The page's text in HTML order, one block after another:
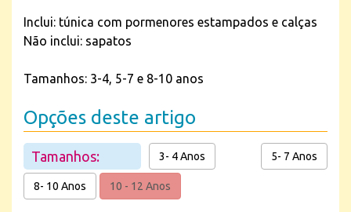
Inclui: túnica com pormenores estampados e calças
Não inclui: sapatos
Tamanhos: 3-4, 5-7 e 8-10 anos
Opções deste artigo
Tamanhos: 3- 4 Anos 5- 7 Anos
8- 10 Anos 10 - 12 Anos